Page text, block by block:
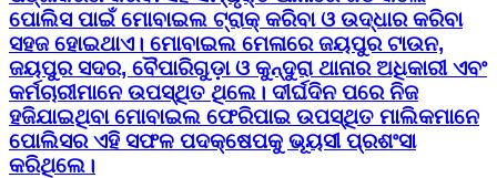
ପୋଲିସ ପାଇଁ ମୋବାଇଲ ଟ୍ରାକ୍ କରିବା ଓ ଉଦ୍ଧାର କରିବା
ସହଜ ହୋଇଥାଏ। ମୋବାଇଲ ମେଳାରେ ଜୟପୁର ଟାଉନ,
ଜୟପୁର ସଦର, ବୈପାରିଗୁଡ଼ା ଓ କୁନ୍ଦୁରା ଥାନାର ଅଧିକାରୀ ଏବଂ
କର୍ମଚାରୀମାନେ ଉପସ୍ଥିତ ଥିଲେ। ଦୀର୍ଘଦିନ ପରେ ନିଜ
ହଜିଯାଇଥିବା ମୋବାଇଲ ଫେରିପାଇ ଉପସ୍ଥିତ ମାଲିକମାନେ
ପୋଲିସର ଏହି ସଫଳ ପଦକ୍ଷେପକୁ ଭୂୟସୀ ପ୍ରଶଂସା
କରିଥିଲେ।